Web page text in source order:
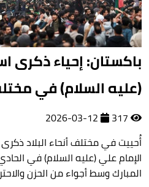
باكستان: إحياء ذكرى
(عليه السلام) في
317
2026-03-12
أُحييت في مختلف أنحاء البلاد
الإمام علي (عليه السلام) في
المبارك وسط أجواء من الحزن